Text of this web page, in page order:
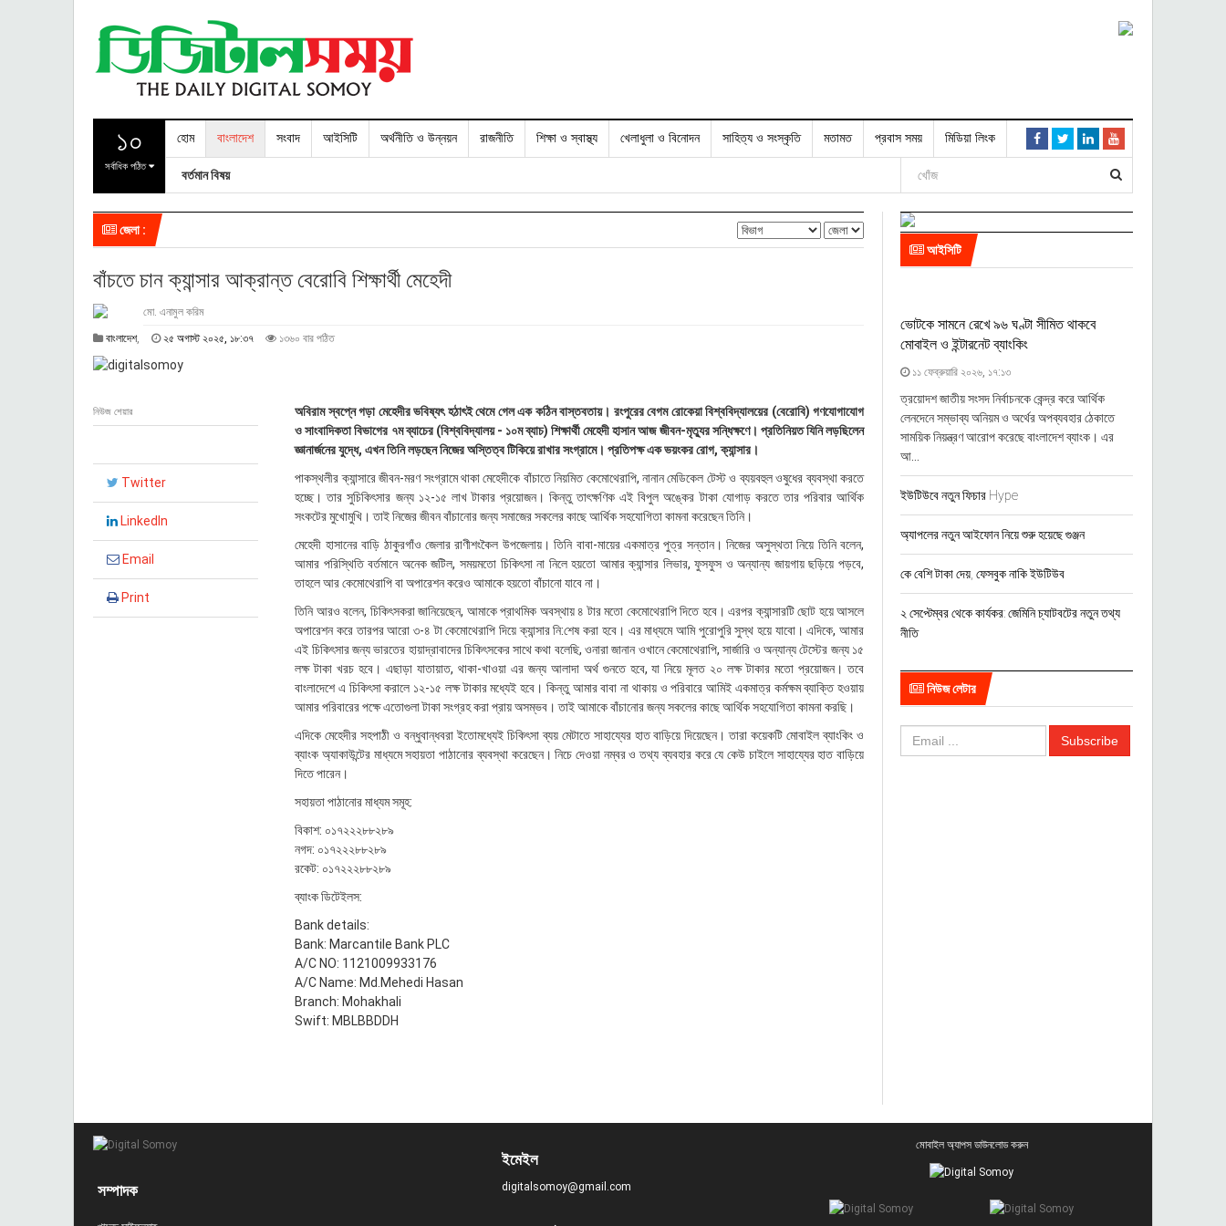
১০
সর্বাধিক পঠিত
হোম বাংলাদেশ সংবাদ আইসিটি অর্থনীতি ও উন্নয়ন রাজনীতি শিক্ষা ও স্বাস্থ্য খেলাধুলা ও বিনোদন সাহিত্য ও সংস্কৃতি মতামত প্রবাস সময় মিডিয়া লিংক
বর্তমান বিষয়
জেলা :
বাঁচতে চান ক্যান্সার আক্রান্ত বেরোবি শিক্ষার্থী মেহেদী
মো. এনামুল করিম
বাংলাদেশ, ২৫ অগাস্ট ২০২৫, ১৮:৩৭
১
১৩৬০ বার পঠিত
অবিরাম স্বপ্নে গড়া মেহেদীর ভবিষ্যৎ হঠাৎই থেমে গেল এক কঠিন বাস্তবতায়। রংপুরের বেগম রোকেয়া বিশ্ববিদ্যালয়ের (বেরোবি) গণযোগাযোগ
ও সাংবাদিকতা বিভাগের ৭ম ব্যাচের (বিশ্ববিদ্যালয় - ১০ম ব্যাচ) শিক্ষার্থী মেহেদী হাসান আজ জীবন-মৃত্যুর সন্ধিক্ষণে। প্রতিনিয়ত যিনি লড়ছিলেন
জ্ঞানার্জনের যুদ্ধে, এখন তিনি লড়ছেন নিজের অস্তিত্ব টিকিয়ে রাখার সংগ্রামে। প্রতিপক্ষ এক ভয়ংকর রোগ, ক্যান্সার।
পাকস্থলীর ক্যান্সারে জীবন-মরণ সংগ্রামে থাকা মেহেদীকে বাঁচাতে নিয়মিত কেমোথেরাপি, নানান মেডিকেল টেস্ট ও ব্যয়বহুল ওষুধের ব্যবস্থা করতে
হচ্ছে। তার সুচিকিৎসার জন্য ১২-১৫ লাখ টাকার প্রয়োজন। কিন্তু তাৎক্ষণিক এই বিপুল অঙ্কের টাকা যোগাড় করতে তার পরিবার আর্থিক
সংকটের মুখোমুখি। তাই নিজের জীবন বাঁচানোর জন্য সমাজের সকলের কাছে আর্থিক সহযোগিতা কামনা করেছেন তিনি।
মেহেদী হাসানের বাড়ি ঠাকুরগাঁও জেলার রাণীশংকৈল উপজেলায়। তিনি বাবা-মায়ের একমাত্র পুত্র সন্তান। নিজের অসুস্থতা নিয়ে তিনি বলেন,
আমার পরিস্থিতি বর্তমানে অনেক জটিল, সময়মতো চিকিৎসা না নিলে হয়তো আমার ক্যান্সার লিভার, ফুসফুস ও অন্যান্য জায়গায় ছড়িয়ে পড়বে,
তাহলে আর কেমোথেরাপি বা অপারেশন করেও আমাকে হয়তো বাঁচানো যাবে না।
তিনি আরও বলেন, চিকিৎসকরা জানিয়েছেন, আমাকে প্রাথমিক অবস্থায় ৪ টার মতো কেমোথেরাপি দিতে হবে। এরপর ক্যান্সারটি ছোট হয়ে আসলে
অপারেশন করে তারপর আরো ৩-৪ টা কেমোথেরাপি দিয়ে ক্যান্সার নি:শেষ করা হবে। এর মাধ্যমে আমি পুরোপুরি সুস্থ হয়ে যাবো। এদিকে, আমার
এই চিকিৎসার জন্য ভারতের হায়াদ্রাবাদের চিকিৎসকের সাথে কথা বলেছি, ওনারা জানান ওখানে কেমোথেরাপি, সার্জারি ও অন্যান্য টেস্টের জন্য ১৫
লক্ষ টাকা খরচ হবে। এছাড়া যাতায়াত, থাকা-খাওয়া এর জন্য আলাদা অর্থ গুনতে হবে, যা নিয়ে মূলত ২০ লক্ষ টাকার মতো প্রয়োজন। তবে
বাংলাদেশে এ চিকিৎসা করালে ১২-১৫ লক্ষ টাকার মধ্যেই হবে। ‎কিন্তু আমার বাবা না থাকায় ও পরিবারে আমিই একমাত্র কর্মক্ষম ব্যাক্তি হওয়ায়
আমার পরিবারের পক্ষে এতোগুলা টাকা সংগ্রহ করা প্রায় অসম্ভব। তাই আমাকে বাঁচানোর জন্য সকলের কাছে আর্থিক সহযোগিতা কামনা করছি।
এদিকে মেহেদীর সহপাঠী ও বন্ধুবান্ধবরা ইতোমধ্যেই চিকিৎসা ব্যয় মেটাতে সাহায্যের হাত বাড়িয়ে দিয়েছেন। তারা কয়েকটি মোবাইল ব্যাংকিং ও
ব্যাংক অ্যাকাউন্টের মাধ্যমে সহায়তা পাঠানোর ব্যবস্থা করেছেন। নিচে দেওয়া নম্বর ও তথ্য ব্যবহার করে যে কেউ চাইলে সাহায্যের হাত বাড়িয়ে
দিতে পারেন।
সহায়তা পাঠানোর মাধ্যম সমূহ:
‎বিকাশ: ০১৭২২২৮৮২৮৯
‎নগদ: ০১৭২২২৮৮২৮৯
‎রকেট: ০১৭২২২৮৮২৮৯
‎ব্যাংক ডিটেইলস:
Bank details:
Bank: Marcantile Bank PLC
A/C NO: 1121009933176
A/C Name: Md.Mehedi Hasan
Branch: Mohakhali
Swift: MBLBBDDH
নিউজ শেয়ার
Twitter
LinkedIn
Email
Print
আইসিটি
ভোটকে সামনে রেখে ৯৬ ঘণ্টা সীমিত থাকবে
মোবাইল ও ইন্টারনেট ব্যাংকিং
১১ ফেব্রুয়ারি ২০২৬, ১৭:১৩
ত্রয়োদশ জাতীয় সংসদ নির্বাচনকে কেন্দ্র করে আর্থিক
লেনদেনে সম্ভাব্য অনিয়ম ও অর্থের অপব্যবহার ঠেকাতে
সাময়িক নিয়ন্ত্রণ আরোপ করেছে বাংলাদেশ ব্যাংক। এর
আ...
ইউটিউবে নতুন ফিচার Hype
অ্যাপলের নতুন আইফোন নিয়ে শুরু হয়েছে গুঞ্জন
কে বেশি টাকা দেয়, ফেসবুক নাকি ইউটিউব
২ সেপ্টেম্বর থেকে কার্যকর: জেমিনি চ্যাটবটের নতুন তথ্য
নীতি
নিউজ লেটার
সম্পাদক
ইমেইল
digitalsomoy@gmail.com
মোবাইল অ্যাপস ডাউনলোড করুন